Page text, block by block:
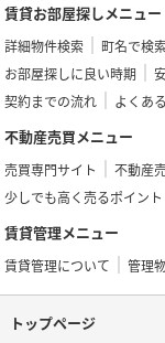
賃貸お部屋探しメニュー
詳細物件検索 町名で検索
お部屋探しに良い時期
契約までの流れ
よくあ
不動産売買メニュー
売買専門サイト 不動産
少しでも高く売るポイント
賃貸管理メニュー
賃貸管理について 管理
トップページ